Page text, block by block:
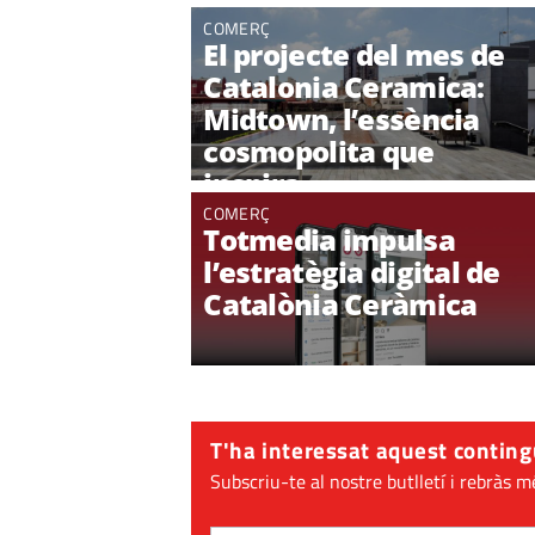
COMERÇ
El projecte del mes de
Catalonia Ceramica:
Midtown, l’essència
cosmopolita que
inspira
COMERÇ
Totmedia impulsa
l’estratègia digital de
Catalònia Ceràmica
T'ha interessat aquest
Subscriu-te al nostre butlletí i rebràs